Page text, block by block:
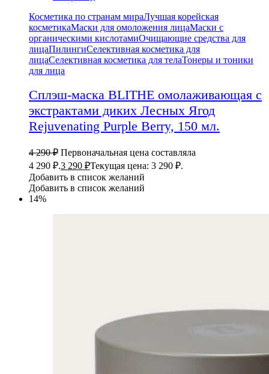
Косметика по странам мираЛучшая корейская
косметикаМаски для омоложения лицаМаски с
органическими кислотамиОчищающие средства для
лицаПилингиСелективная косметика для
лицаСелективная косметика для телаТонеры и тоники
для лица
Сплэш-маска BLITHE омолаживающая с
экстрактами диких Лесных Ягод
Rejuvenating Purple Berry, 150 мл.
4 290₽ Первоначальная цена составляла
4 290 ₽.3 290 ₽Текущая цена: 3 290 ₽.
Добавить в список желаний
Добавить в список желаний
14%